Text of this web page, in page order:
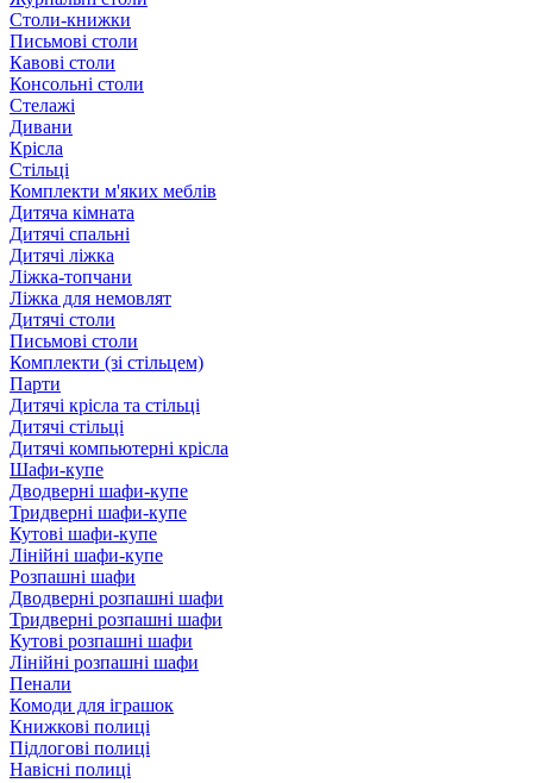
Столи-книжки
Письмові столи
Кавові столи
Консольні столи
Стелажі
Дивани
Крісла
Стільці
Комплекти м'яких меблів
Дитяча кімната
Дитячі спальні
Дитячі ліжка
Ліжка-топчани
Ліжка для немовлят
Дитячі столи
Письмові столи
Комплекти (зі стільцем)
Парти
Дитячі крісла та стільці
Дитячі стільці
Дитячі компьютерні крісла
Шафи-купе
Дводверні шафи-купе
Тридверні шафи-купе
Кутові шафи-купе
Лінійні шафи-купе
Розпашні шафи
Дводверні розпашні шафи
Тридверні розпашні шафи
Кутові розпашні шафи
Лінійні розпашні шафи
Пенали
Комоди для іграшок
Книжкові полиці
Підлогові полиці
Навісні полиці